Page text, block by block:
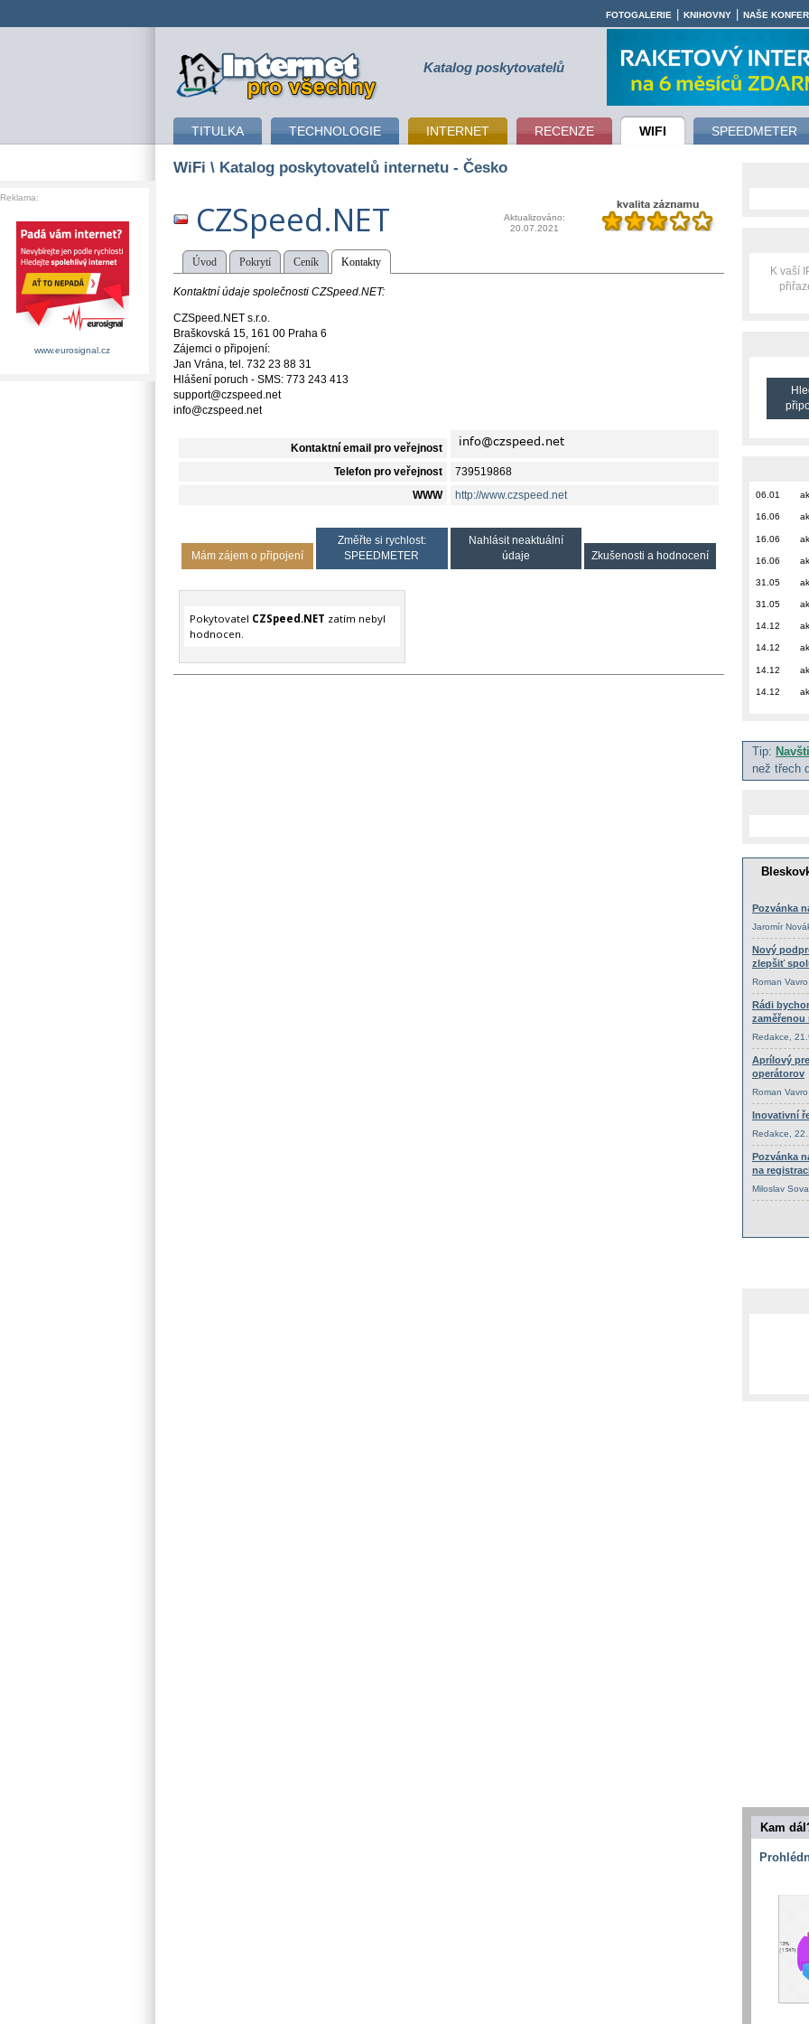
připojení k internetu Katalog poskytovatelů
TITULKA TECHNOLOGIE INTERNET RECENZE WIFI SPEEDMETER
FOTOGALERIE KNIHOVNY NAŠE
WiFi \ Katalog poskytovatelů internetu - Česko
CZSpeed.NET
Aktualizováno:
20.07.2021
Úvod Pokrytí Ceník Kontakty
Kontaktní údaje společnosti CZSpeed.NET:
CZSpeed.NET s.r.o.
Braškovská 15, 161 00 Praha 6
Zájemci o připojení:
Jan Vrána, tel. 732 23 88 31
Hlášení poruch - SMS: 773 243 413
support@czspeed.net
info@czspeed.net
Kontaktní email pro veřejnost
Telefon pro veřejnost 739519868
WWW http://www.czspeed.net
Mám zájem o připojení
Změřte si rychlost:
SPEEDMETER
Nahlásit neaktuální
údaje
Zkušenosti a hodnocení
Pokytovatel CZSpeed.NET zatím nebyl
hodnocen.
K vaší
06.01
16.06
16.06
16.06
31.05
31.05
14.12
14.12
14.12
14.12
Tip:
než třech
Kam
Reklama:
www.eurosignal.cz